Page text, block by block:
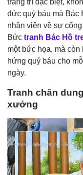
trang trí đặc biệt,
đức quý báu mà Bác
nhân viên về sự
Bức tranh Bác Hồ
một bức họa, mà
hứng quý báu cho
ngày.
Tranh chân
xưởng